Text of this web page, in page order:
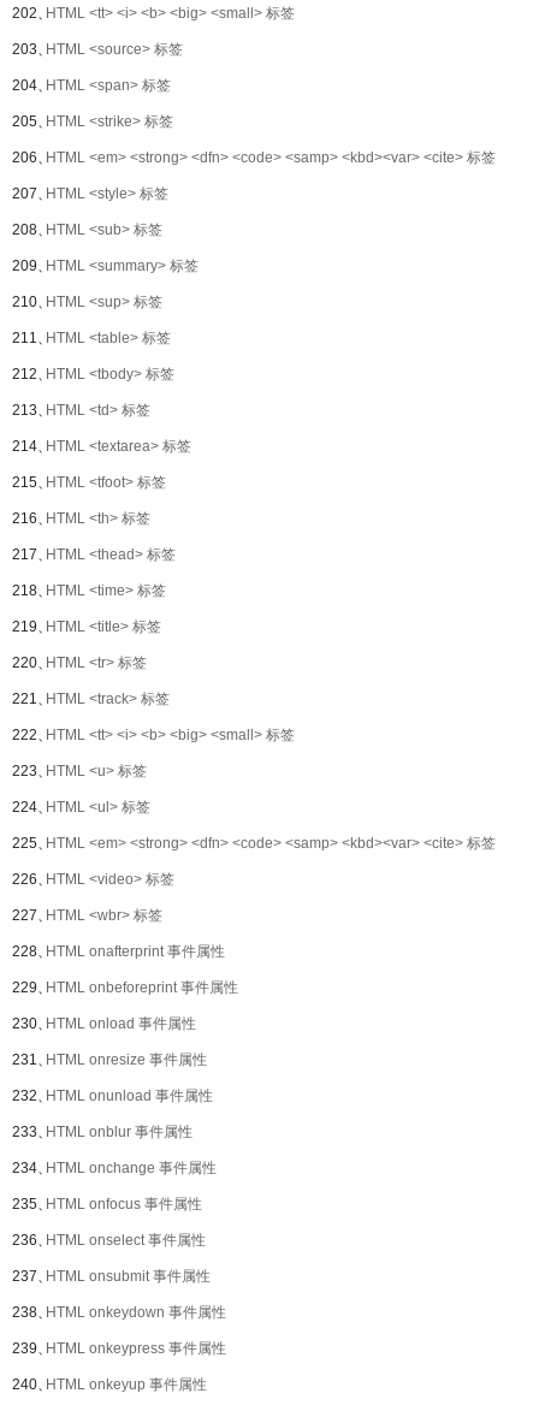
202、HTML <tt> <i> <b> <big> <small> 标签
203、HTML <source> 标签
204、HTML <span> 标签
205、HTML <strike> 标签
206、HTML <em> <strong> <dfn> <code> <samp> <kbd><var> <cite> 标签
207、HTML <style> 标签
208、HTML <sub> 标签
209、HTML <summary> 标签
210、HTML <sup> 标签
211、HTML <table> 标签
212、HTML <tbody> 标签
213、HTML <td> 标签
214、HTML <textarea> 标签
215、HTML <tfoot> 标签
216、HTML <th> 标签
217、HTML <thead> 标签
218、HTML <time> 标签
219、HTML <title> 标签
220、HTML <tr> 标签
221、HTML <track> 标签
222、HTML <tt> <i> <b> <big> <small> 标签
223、HTML <u> 标签
224、HTML <ul> 标签
225、HTML <em> <strong> <dfn> <code> <samp> <kbd><var> <cite> 标签
226、HTML <video> 标签
227、HTML <wbr> 标签
228、HTML onafterprint 事件属性
229、HTML onbeforeprint 事件属性
230、HTML onload 事件属性
231、HTML onresize 事件属性
232、HTML onunload 事件属性
233、HTML onblur 事件属性
234、HTML onchange 事件属性
235、HTML onfocus 事件属性
236、HTML onselect 事件属性
237、HTML onsubmit 事件属性
238、HTML onkeydown 事件属性
239、HTML onkeypress 事件属性
240、HTML onkeyup 事件属性